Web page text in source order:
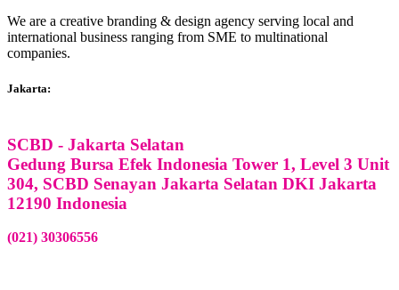
We are a creative branding & design agency serving local and
international business ranging from SME to multinational
companies.
Jakarta:
SCBD - Jakarta Selatan
Gedung Bursa Efek Indonesia Tower 1, Level 3 Unit
304, SCBD Senayan Jakarta Selatan DKI Jakarta
12190 Indonesia
(021) 30306556